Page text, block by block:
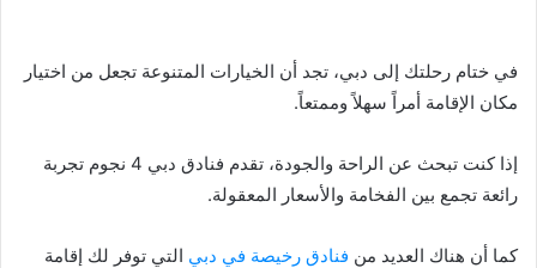
في ختام رحلتك إلى دبي، تجد أن الخيارات المتنوعة تجعل من اختيار
مكان الإقامة أمراً سهلاً وممتعاً.
إذا كنت تبحث عن الراحة والجودة، تقدم فنادق دبي 4 نجوم تجربة
رائعة تجمع بين الفخامة والأسعار المعقولة.
كما أن هناك العديد من فنادق رخيصة في دبي التي توفر لك إقامة